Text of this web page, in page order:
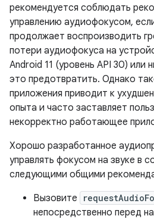
рекомендуется соблюдать
управлению аудиофокусом,
продолжает воспроизводить
потери аудиофокуса на
Android 11 (уровень API 30) или
это предотвратить. Однако
приложения приводит к
опыта и часто заставляет
некорректно работающее
Хорошо разработанное
управлять фокусом на звуке в
следующими общими
Вызовите
непосредственно перед